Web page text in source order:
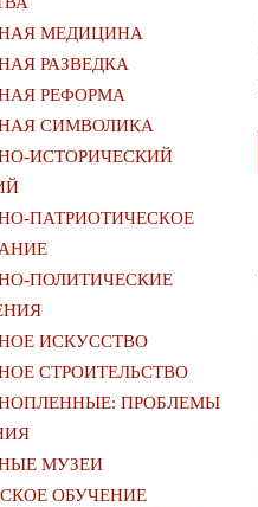
МЕДИЦИНА
РАЗВЕДКА
РЕФОРМА
СИМВОЛИКА
ИСТОРИЧЕСКИЙ
ПАТРИОТИЧЕСКОЕ
ПОЛИТИЧЕСКИE
ИСКУССТВО
СТРОИТЕЛЬСТВО
ПРОБЛЕМЫ
МУЗЕИ
ОБУЧЕНИЕ